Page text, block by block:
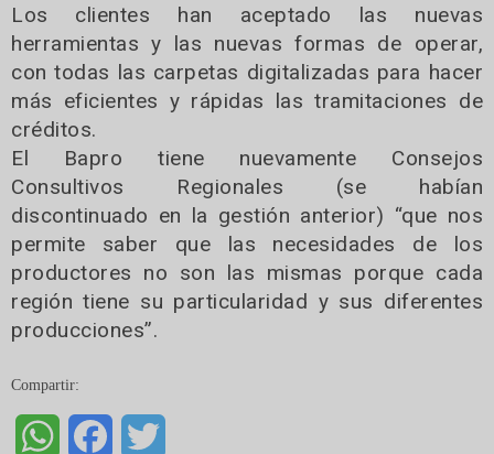
Los clientes han aceptado las nuevas
herramientas y las nuevas formas de operar,
con todas las carpetas digitalizadas para hacer
más eficientes y rápidas las tramitaciones de
créditos.
El Bapro tiene nuevamente Consejos
Consultivos Regionales (se habían
discontinuado en la gestión anterior) “que nos
permite saber que las necesidades de los
productores no son las mismas porque cada
región tiene su particularidad y sus diferentes
producciones”.
Compartir:
WhatsAppFacebook